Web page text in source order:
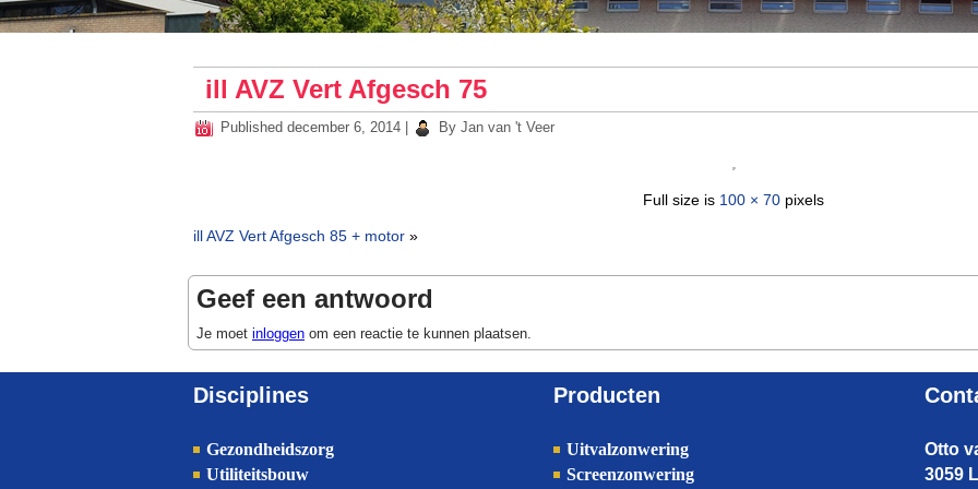
ill AVZ Vert Afgesch 75
Published december 6, 2014 By Jan van 't Veer
Full size is 100 × 70 pixels
ill AVZ Vert Afgesch 85 + motor »
Geef een antwoord
Je moet inloggen om een reactie te kunnen plaatsen.
Disciplines
Gezondheidszorg
Utiliteitsbouw
Producten
Uitvalzonwering
Screenzonwering
Otto
3059